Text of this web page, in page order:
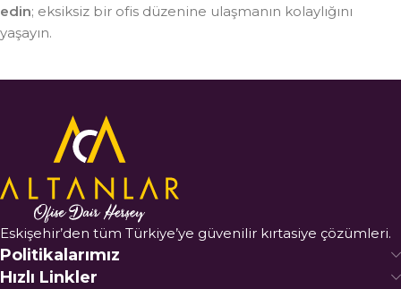
edin; eksiksiz bir ofis düzenine ulaşmanın kolaylığını
yaşayın.
Eskişehir’den tüm Türkiye’ye güvenilir kırtasiye çözümleri.
Politikalarımız
Hızlı Linkler